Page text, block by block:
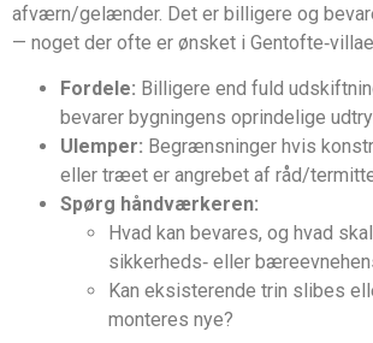
afværn/gelænder. Det er billigere og
— noget der ofte er ønsket i
Fordele: Billigere end fuld
bevarer bygningens oprindelige
Ulemper: Begrænsninger hvis
eller træet er angrebet af råd/
Spørg håndværkeren:
Hvad kan bevares, og hvad
sikkerheds‑ eller
Kan eksisterende trin slibes
monteres nye?